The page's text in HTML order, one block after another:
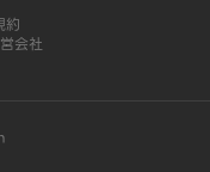
約
会社